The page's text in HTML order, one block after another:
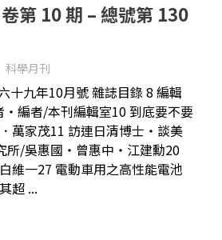
第 10 期 – 總號第 130
科學月刊
十九年10月號 雜誌目錄 8 編輯
編者/本刊編輯室10 到底要不要
萬家茂11 訪連日清博士‧談美
所/吳惠國‧曾惠中‧江建勳20
維一27 電動車用之高性能電池
超 ...